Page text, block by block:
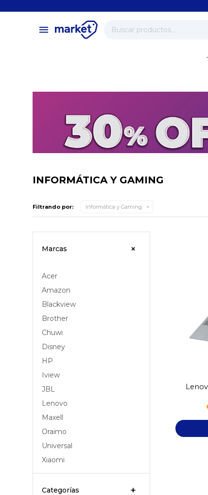
menu
INFORMÁTICA Y GAMING
Filtrando por: Informática y Gaming
Marcas
Acer
Amazon
Blackview
Brother
Chuwi
Disney
HP
Iview
JBL
Lenovo
Maxell
Oraimo
Universal
Xiaomi
Categorías
close
store